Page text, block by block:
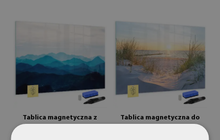
Tablica magnetyczna z
Tablica magnetyczna do